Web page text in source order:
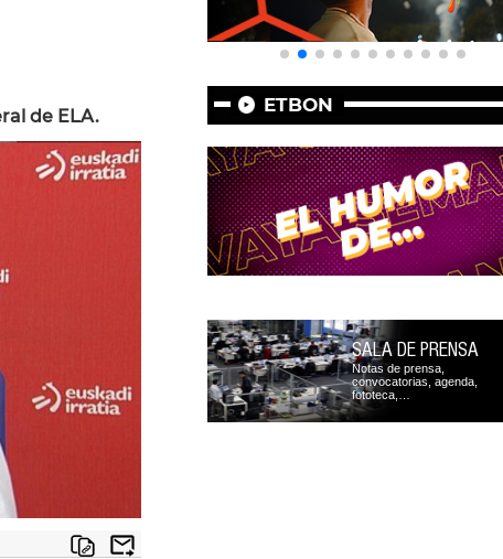
de ELA.
ETBON
SALA DE PRENSA
Notas de prensa,
convocatorias, agenda,
fototeca,…